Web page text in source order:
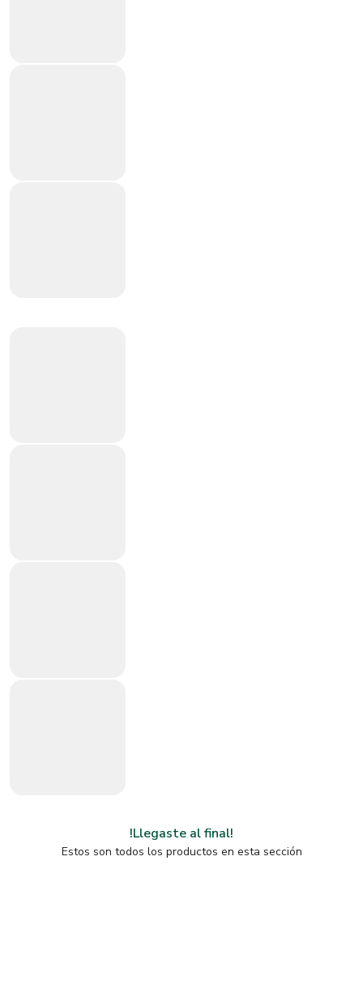
!Llegaste al final!
Estos son todos los productos en esta sección